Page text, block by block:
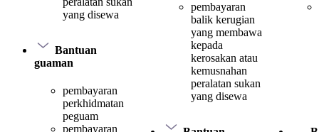
yang disewa
Bantuan
guaman
pembayaran
perkhidmatan
peguam
pembayaran
pembayaran
balik kerugian
yang membawa
kepada
kerosakan atau
kemusnahan
peralatan sukan
yang disewa